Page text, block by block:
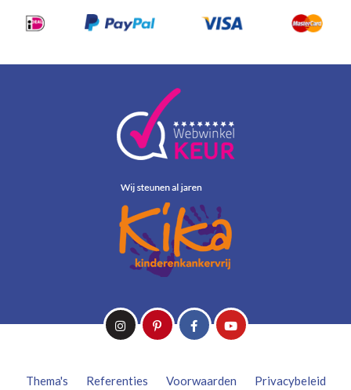
Thema's Referenties Voorwaarden Privacybeleid